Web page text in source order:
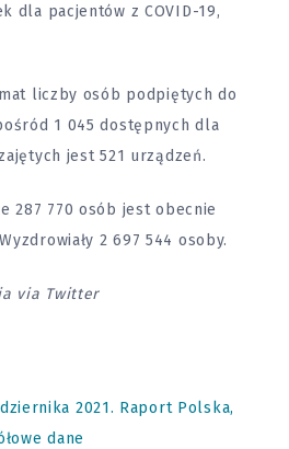
dla pacjentów z COVID-19,
liczby osób podpiętych do
1 045 dostępnych dla
jest 521 urządzeń.
287 770 osób jest obecnie
2 697 544 osoby.
via Twitter
2021. Raport Polska,
dane